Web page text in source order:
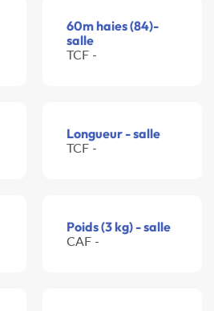
60m haies (84)-
salle
TCF -
Longueur - salle
TCF -
Poids (3 kg) - salle
CAF -